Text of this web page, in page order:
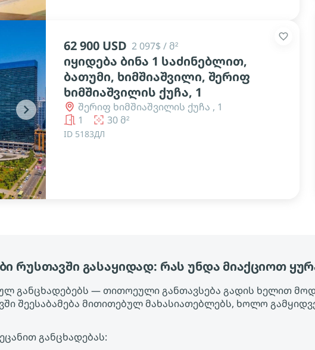
chevron_right
62 900 USD 2 097$ / მ²
იყიდება ბინა 1 საძინებლით,
ბათუმი, ხიმშიაშვილი, შერიფ
ხიმშიაშვილის ქუჩა, 1
შერიფ ხიმშიაშვილის ქუჩა , 1
1
30 მ²
ID 5183ДЛ
რუსთავში გასაყიდად: რას უნდა მიაქციოთ
განცხადებებს — თითოეული განთავსება გადის ხელით
შეესაბამება მითითებულ მახასიათებლებს, ხოლო
განცხადებას: